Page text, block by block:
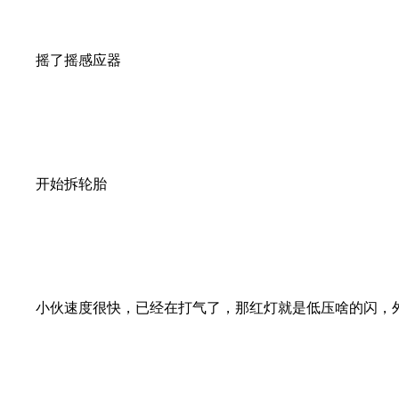
摇了摇感应器
开始拆轮胎
小伙速度很快，已经在打气了，那红灯就是低压啥的闪，